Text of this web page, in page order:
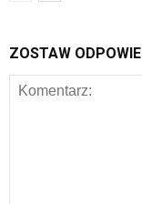
ZOSTAW